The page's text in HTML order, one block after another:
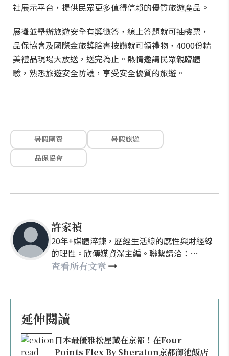
社展示平台，提供民眾更多值得信賴的優質旅遊產品。
展攤並舉辦旅遊安全有獎徵答，線上答題就可抽機票，
品保協會及國際金旅獎臉書按讚就可領禮物，4000份精
美禮品現場大放送，送完為止。熱情邀請民眾親臨體
驗，熟悉旅遊安全防護，享受安全優質的旅遊。
暑假團費
暑假旅遊
品保協會
許家禎
20年+媒體淬鍊，歷經生活線的感性與財經線
的理性。欣傳媒資深主編。聯繫請洽：
nellyhsu@xinmedia.com
查看所有文章
延伸閱讀
日本最優雅松屋藏在京都！在Four
Points Flex By Sheraton京都御池飯店